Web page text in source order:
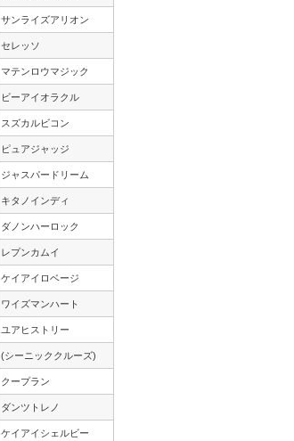
サンライズアリオン
セレッソ
マテンロウマジック
ビーアイオラクル
スズカルビコン
ピュアジャッジ
ジャスパードリーム
キタノインディ
ダノンハーロック
レプンカムイ
ケイアイロベージ
ワイズマンハート
ユアヒストリー
(シーニッククルーズ)
クープラン
ダンツトレノ
ケイアイシェルビー